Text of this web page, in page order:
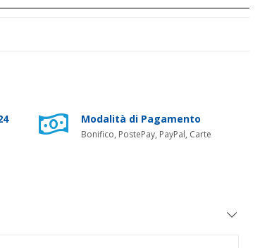
Modalità di Pagamento
Bonifico, PostePay, PayPal, Carte